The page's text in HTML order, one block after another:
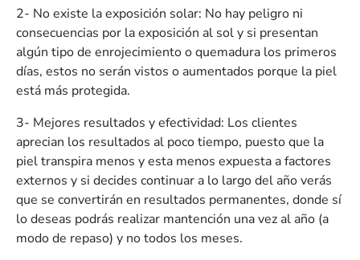
2- No existe la exposición solar: No hay peligro ni
consecuencias por la exposición al sol y si presentan
algún tipo de enrojecimiento o quemadura los primeros
días, estos no serán vistos o aumentados porque la piel
está más protegida.
3- Mejores resultados y efectividad: Los clientes
aprecian los resultados al poco tiempo, puesto que la
piel transpira menos y esta menos expuesta a factores
externos y si decides continuar a lo largo del año verás
que se convertirán en resultados permanentes, donde sí
lo deseas podrás realizar mantención una vez al año (a
modo de repaso) y no todos los meses.